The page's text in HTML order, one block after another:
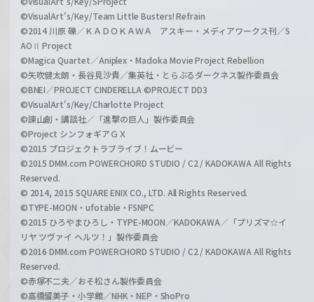
©VisualArt's/Key/Team Little Busters! Refrain
©2014 川原 礫／ＫＡＤＯＫＡＷＡ アスキー・メディアワークス刊／S
AOⅡ Project
©Magica Quartet／Aniplex・Madoka Movie Project Rebellion
©矢吹健太朗・長谷見沙貴／集英社・とらぶるダークネス製作委員会
©BNEI／PROJECT CINDERELLA ©PROJECT DD3
©VisualArt's/Key/Charlotte Project
©諫山創・講談社／「進撃の巨人」製作委員会
©Project シンフォギアＧＸ
©2015 プロジェクトラブライブ！ムービー
©2015 DMM.com POWERCHORD STUDIO / C2 / KADOKAWA All Rights
Reserved.
© 2014, 2015 SQUARE ENIX CO., LTD. All Rights Reserved.
©TYPE-MOON・ufotable・FSNPC
©2015 ひろやまひろし・TYPE-MOON／KADOKAWA／「プリズマ☆イ
リヤ ツヴァイ ヘルツ！」製作委員会
©2016 DMM.com POWERCHORD STUDIO / C2 / KADOKAWA All Rights
Reserved.
©赤塚不二夫／おそ松さん製作委員会
©高橋留美子・小学館／NHK・NEP・ShoPro